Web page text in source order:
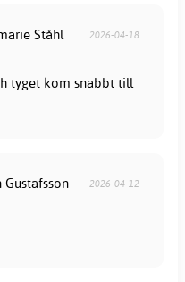
Ståhl 2026-04-18
tyget kom snabbt till
Gustafsson 2026-04-12